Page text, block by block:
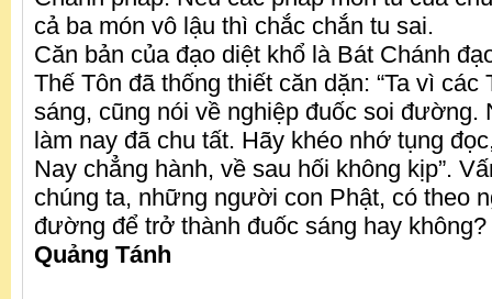
cả ba món vô lậu thì chắc chắn tu sai.
Căn bản của đạo diệt khổ là Bát Chánh
Thế Tôn đã thống thiết căn dặn: “Ta vì các
sáng, cũng nói về nghiệp đuốc soi đường.
làm nay đã chu tất. Hãy khéo nhớ tụng
Nay chẳng hành, về sau hối không kịp”.
chúng ta, những người con Phật, có theo
đường để trở thành đuốc sáng hay không?
Quảng Tánh